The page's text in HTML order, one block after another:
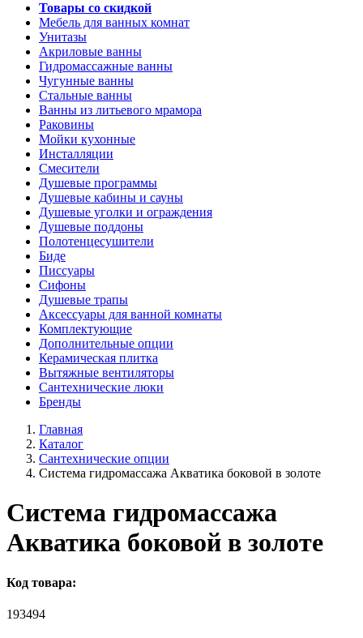
Товары со скидкой
Мебель для ванных комнат
Унитазы
Акриловые ванны
Гидромассажные ванны
Чугунные ванны
Стальные ванны
Ванны из литьевого мрамора
Раковины
Мойки кухонные
Инсталляции
Смесители
Душевые программы
Душевые кабины и сауны
Душевые уголки и ограждения
Душевые поддоны
Полотенцесушители
Биде
Писсуары
Сифоны
Душевые трапы
Аксессуары для ванной комнаты
Комплектующие
Дополнительные опции
Керамическая плитка
Вытяжные вентиляторы
Сантехнические люки
Бренды
Главная
Каталог
Сантехнические опции
Система гидромассажа Акватика боковой в золоте
Система гидромассажа
Акватика боковой в золоте
Код товара:
193494